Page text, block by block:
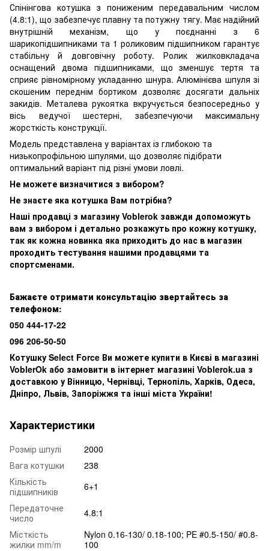
Спінінгова котушка з пониженим передавальним числом
(4.8:1), що забезпечує плавну та потужну тягу. Має надійний
внутрішній механізм, що у поєднанні з 6
шарикопідшипниками та 1 роликовим підшипником гарантує
стабільну й довговічну роботу. Ролик жилковкладача
оснащений двома підшипниками, що зменшує тертя та
сприяє рівномірному укладанню шнура. Алюмінієва шпуля зі
скошеним переднім бортиком дозволяє досягати дальніх
закидів. Металева рукоятка вкручується безпосередньо у
вісь ведучої шестерні, забезпечуючи максимальну
жорсткість конструкції.
Модель представлена у варіантах із глибокою та
низькопрофільною шпулями, що дозволяє підібрати
оптимальний варіант під різні умови ловлі.
Не можете визначитися з вибором?
Не знаєте яка котушка Вам потрібна?
Наші продавці з магазину Voblerok завжди допоможуть
вам з вибором і детально розкажуть про кожну котушку,
так як кожна новинка яка приходить до нас в магазин
проходить тестування нашими продавцями та
спортсменами.
Бажаєте отримати консультацію звертайтесь за
телефоном:
050 444-17-22
096 206-50-50
Котушку Select Force Ви можете купити в Києві в магазині
VoblerOk або замовити в інтернет магазині Voblerok.ua з
доставкою у Вінницю, Чернівці, Тернопіль, Харків, Одеса,
Дніпро, Львів, Запоріжжя та інші міста України!
Характеристики
Розмір шпулі
2000
Вага котушки
238
Кількість
підшипників
6+1
Передаточне
число
4.8:1
Місткість
жилки mm/m
Nylon 0.16-130/ 0.18-100; PE #0.5-150/ #0.8-
100